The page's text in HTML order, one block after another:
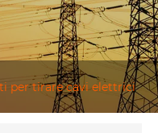
per tirare cavi elettrici